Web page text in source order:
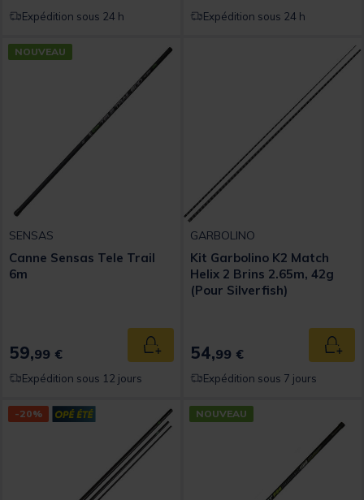
Expédition sous 24 h Expédition sous 24 h
NOUVEAU
SENSAS
Canne Sensas Tele Trail
6m
59,99 € Ajouter au panier
Expédition sous 12 jours
GARBOLINO
Kit Garbolino K2 Match
Helix 2 Brins 2.65m, 42g
(Pour Silverfish)
54,99 €
Expédition sous 7 jours
-20% NOUVEAU